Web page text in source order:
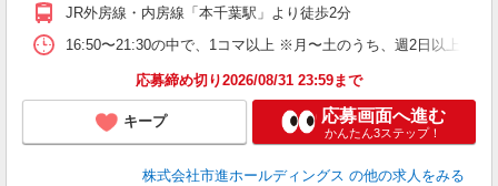
JR外房線・内房線「本千葉駅」より徒歩2分
16:50〜21:30の中で、1コマ以上 ※月〜土のうち、週2日以上
応募締め切り2026/08/31 23:59まで
キープ 応募画面へ進む
かんたん3ステップ！
株式会社市進ホールディングス の他の求人をみる